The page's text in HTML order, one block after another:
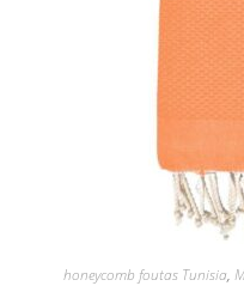
honeycomb foutas Tunisia,